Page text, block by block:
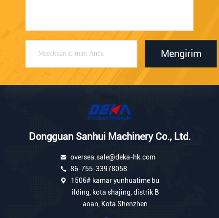
Mengirim
Dongguan Sanhui Machinery Co., Ltd.
oversea.sale@deka-hk.com
86-755-33978058
1506# kamar yunhuatime bu
ilding, kota shajing, distrik B
aoan, Kota Shenzhen